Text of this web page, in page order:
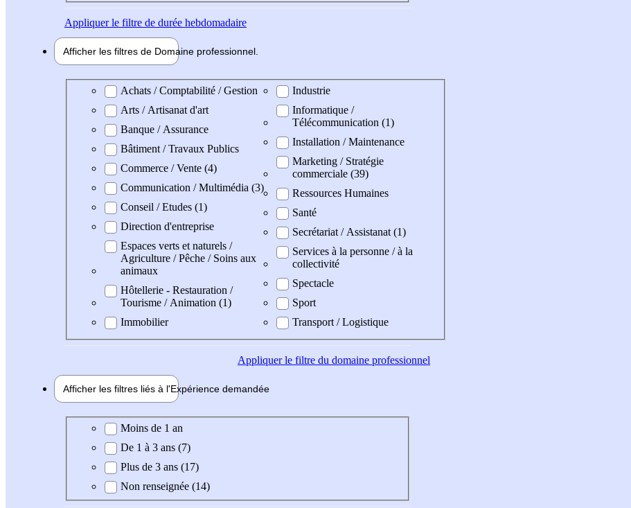
Appliquerle filtre de durée hebdomadaire
Afficher les filtres de Domaine professionnel
Domaine professionel
Achats / Comptabilité / Gestion
Arts / Artisanat d'art
Banque / Assurance
Bâtiment / Travaux Publics
Commerce / Vente (4)
Communication / Multimédia (3)
Conseil / Etudes (1)
Direction d'entreprise
Espaces verts et naturels /
Agriculture / Pêche / Soins aux
animaux
Hôtellerie - Restauration /
Tourisme / Animation (1)
Immobilier
Industrie
Informatique /
Télécommunication (1)
Installation / Maintenance
Marketing / Stratégie
commerciale (39)
Ressources Humaines
Santé
Secrétariat / Assistanat (1)
Services à la personne / à la
collectivité
Spectacle
Sport
Transport / Logistique
Appliquerle filtre du domaine professionnel
Afficher les filtres liés à l'Expérience demandée
Expérience demandée
Moins de 1 an
De 1 à 3 ans (7)
Plus de 3 ans (17)
Non renseignée (14)